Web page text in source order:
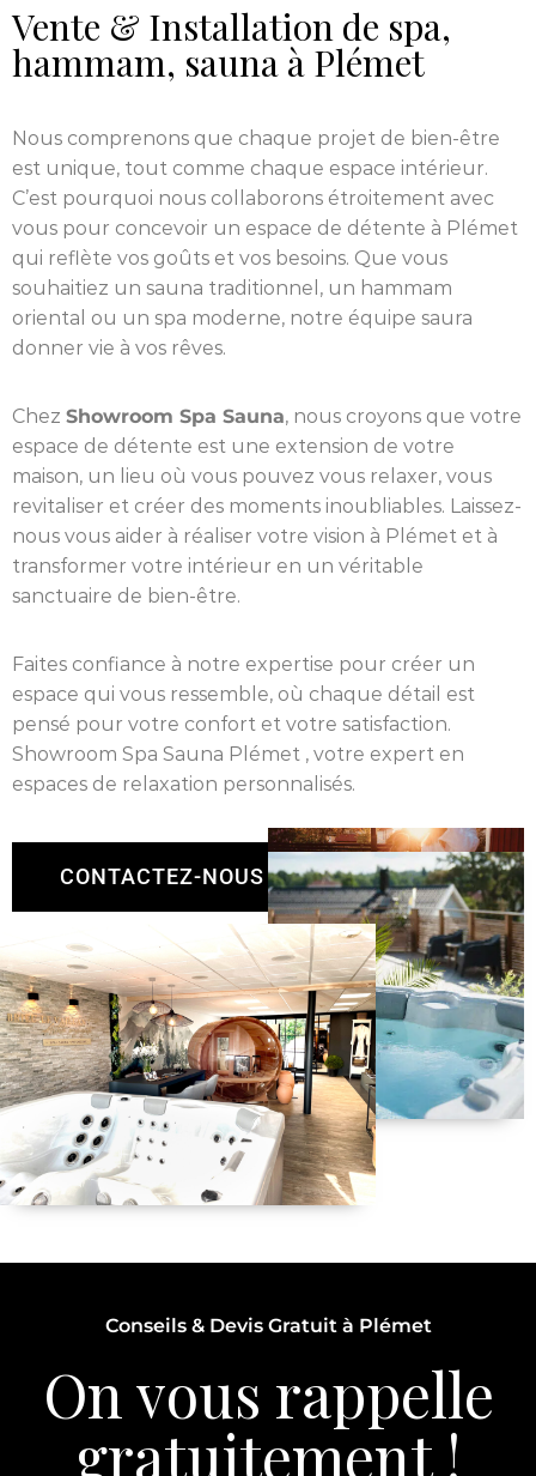
Vente & Installation de spa,
hammam, sauna à Plémet
Nous comprenons que chaque projet de bien-être
est unique, tout comme chaque espace intérieur.
C’est pourquoi nous collaborons étroitement avec
vous pour concevoir un espace de détente à Plémet
qui reflète vos goûts et vos besoins. Que vous
souhaitiez un sauna traditionnel, un hammam
oriental ou un spa moderne, notre équipe saura
donner vie à vos rêves.
Chez Showroom Spa Sauna, nous croyons que votre
espace de détente est une extension de votre
maison, un lieu où vous pouvez vous relaxer, vous
revitaliser et créer des moments inoubliables. Laissez-
nous vous aider à réaliser votre vision à Plémet et à
transformer votre intérieur en un véritable
sanctuaire de bien-être.
Faites confiance à notre expertise pour créer un
espace qui vous ressemble, où chaque détail est
pensé pour votre confort et votre satisfaction.
Showroom Spa Sauna Plémet , votre expert en
espaces de relaxation personnalisés.
CONTACTEZ-NOUS
Conseils & Devis Gratuit à Plémet
On vous rappelle
gratuitement !